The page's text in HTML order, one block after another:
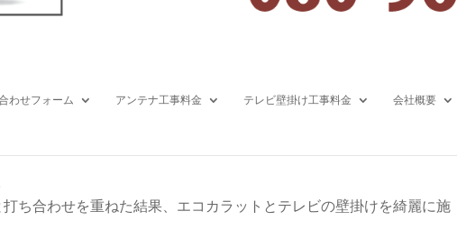
わせフォーム アンテナ工事料金 テレビ壁掛け工事料金 会社概要
インチのテレビをエコカラット
ち合わせを重ねた結果、エコカラットとテレビの壁掛けを綺麗に施